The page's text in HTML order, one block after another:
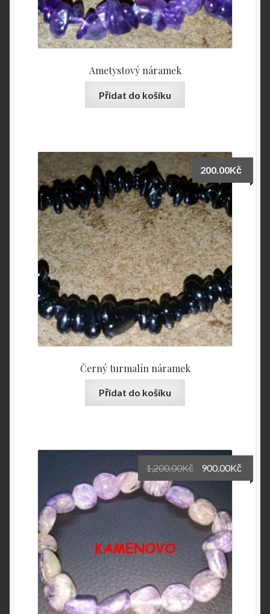
Ametystový náramek
Přidat do košíku
Černý turmalín náramek
200.00Kč
Přidat do košíku
1,200.00Kč
Original
price
was:
1,200.00Kč.
900.00Kč
price